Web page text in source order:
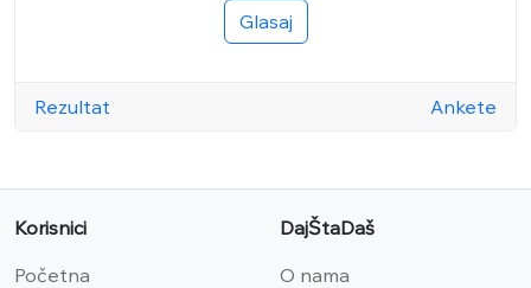
Glasaj
Rezultat Ankete
Korisnici
Početna
DajŠtaDaš
O nama